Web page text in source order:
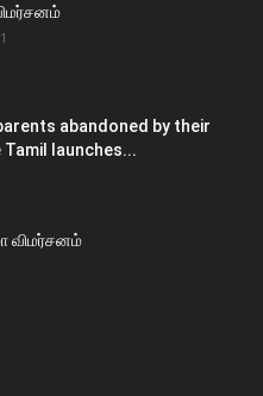
abandoned by their
launches...
விமர்சனம்